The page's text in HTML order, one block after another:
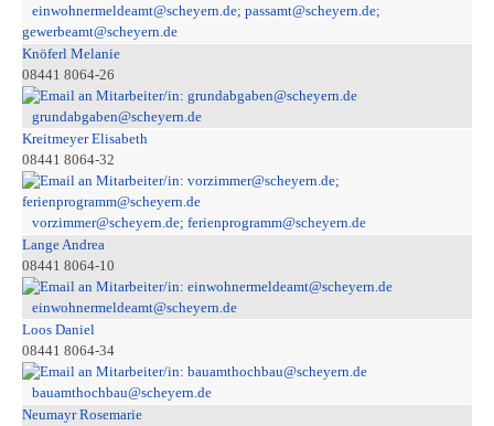
einwohnermeldeamt@scheyern.de; passamt@scheyern.de;
gewerbeamt@scheyern.de
Knöferl Melanie
08441 8064-26
grundabgaben@scheyern.de
Kreitmeyer Elisabeth
08441 8064-32
vorzimmer@scheyern.de; ferienprogramm@scheyern.de
Lange Andrea
08441 8064-10
einwohnermeldeamt@scheyern.de
Loos Daniel
08441 8064-34
bauamthochbau@scheyern.de
Neumayr Rosemarie